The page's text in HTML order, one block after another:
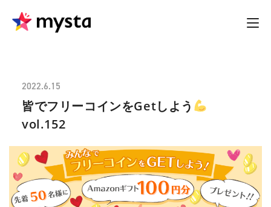
2022.6.15
皆でフリーコインをGetしよう
vol.152